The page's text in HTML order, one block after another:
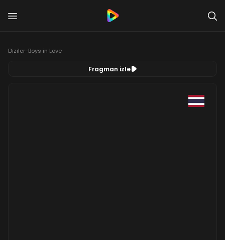
Diziler-Boys in Love
Fragman izle